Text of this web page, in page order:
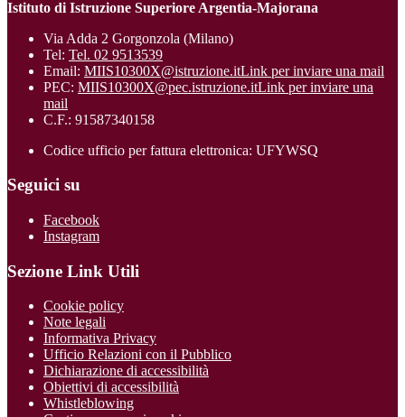
Istituto di Istruzione Superiore Argentia-Majorana
Via Adda 2 Gorgonzola (Milano)
Tel: Tel. 02 9513539
Email: MIIS10300X@istruzione.itLink per inviare una mail
PEC: MIIS10300X@pec.istruzione.itLink per inviare una
mail
C.F.: 91587340158
Codice ufficio per fattura elettronica: UFYWSQ
Seguici su
Facebook
Instagram
Sezione Link Utili
Cookie policy
Note legali
Informativa Privacy
Ufficio Relazioni con il Pubblico
Dichiarazione di accessibilità
Obiettivi di accessibilità
Whistleblowing